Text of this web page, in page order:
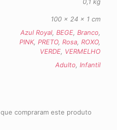
100 × 24 × 1 cm
Azul Royal, BEGE, Branco,
PINK, PRETO, Rosa, ROXO,
VERDE, VERMELHO
Adulto, Infantil
compraram este produto